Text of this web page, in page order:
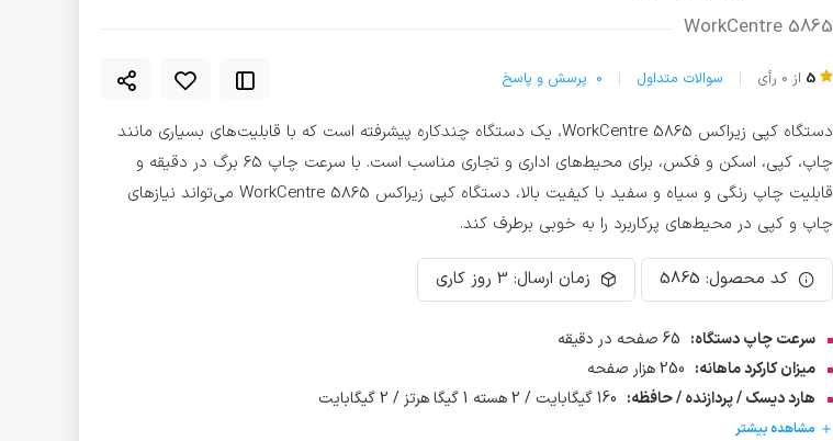
WorkCentre 5865
5 از 0 رأی سوالات متداول 0 پرسش و پاسخ
دستگاه کپی زیراکس WorkCentre 5865، یک دستگاه چندکاره پیشرفته است که با قابلیت‌های بسیاری مانند
چاپ، کپی، اسکن و فکس، برای محیط‌های اداری و تجاری مناسب است. با سرعت چاپ 65 برگ در دقیقه و
قابلیت چاپ رنگی و سیاه و سفید با کیفیت بالا، دستگاه کپی زیراکس WorkCentre 5865 می‌تواند نیازهای
چاپ و کپی در محیط‌های پرکاربرد را به خوبی برطرف کند.
کد محصول: 5865 زمان ارسال: 3 روز کاری
سرعت چاپ دستگاه: 65 صفحه در دقیقه
میزان کارکرد ماهانه: 250 هزار صفحه
هارد دیسک / پردازنده / حافظه: 160 گیگابایت / 2 هسته 1 گیگا هرتز / 2 گیگابایت
مشاهده بیشتر